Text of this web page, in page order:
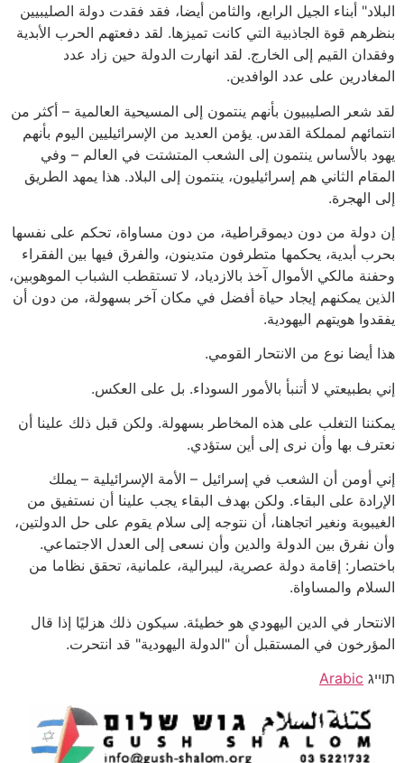
البلاد" أبناء الجيل الرابع، والثامن أيضا، فقد فقدت دولة الصليبيين
بنظرهم قوة الجاذبية التي كانت تميزها. لقد دفعتهم الحرب الأبدية
وفقدان القيم إلى الخارج. لقد انهارت الدولة حين زاد عدد
المغادرين على عدد الوافدين.
لقد شعر الصليبيون بأنهم ينتمون إلى المسيحية العالمية – أكثر من
انتمائهم لمملكة القدس. يؤمن العديد من الإسرائيليين اليوم بأنهم
يهود بالأساس ينتمون إلى الشعب المتشتت في العالم – وفي
المقام الثاني هم إسرائيليون، ينتمون إلى البلاد. هذا يمهد الطريق
إلى الهجرة.
إن دولة من دون ديموقراطية، من دون مساواة، تحكم على نفسها
بحرب أبدية، يحكمها متطرفون متدينون، والفرق فيها بين الفقراء
وحفنة مالكي الأموال آخذ بالازدياد، لا تستقطب الشباب الموهوبين،
الذين يمكنهم إيجاد حياة أفضل في مكان آخر بسهولة، من دون أن
يفقدوا هويتهم اليهودية.
هذا أيضا نوع من الانتحار القومي.
إني بطبيعتي لا أتنبأ بالأمور السوداء. بل على العكس.
يمكننا التغلب على هذه المخاطر بسهولة. ولكن قبل ذلك علينا أن
نعترف بها وأن نرى إلى أين ستؤدي.
إني أومن أن الشعب في إسرائيل – الأمة الإسرائيلية – يملك
الإرادة على البقاء. ولكن بهدف البقاء يجب علينا أن نستفيق من
الغيبوبة ونغير اتجاهنا، أن نتوجه إلى سلام يقوم على حل الدولتين،
وأن نفرق بين الدولة والدين وأن نسعى إلى العدل الاجتماعي.
باختصار: إقامة دولة عصرية، ليبرالية، علمانية، تحقق نظاما من
السلام والمساواة.
الانتحار في الدين اليهودي هو خطيئة. سيكون ذلك هزليًا إذا قال
المؤرخون في المستقبل أن "الدولة اليهودية" قد انتحرت.
תוייג Arabic